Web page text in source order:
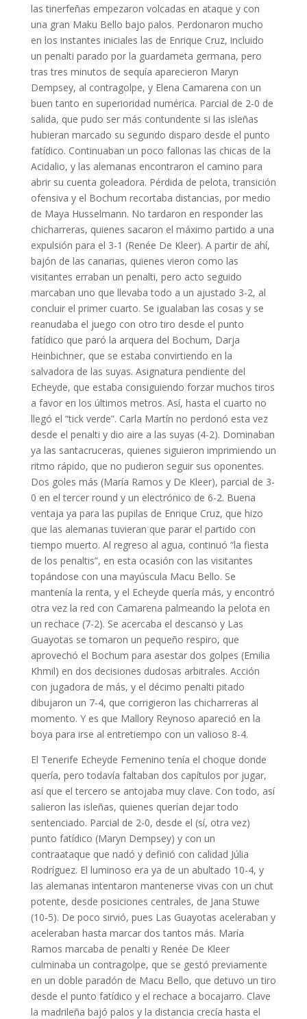
las tinerfeñas empezaron volcadas en ataque y con
una gran Maku Bello bajo palos. Perdonaron mucho
en los instantes iniciales las de Enrique Cruz, incluido
un penalti parado por la guardameta germana, pero
tras tres minutos de sequía aparecieron Maryn
Dempsey, al contragolpe, y Elena Camarena con un
buen tanto en superioridad numérica. Parcial de 2-0 de
salida, que pudo ser más contundente si las isleñas
hubieran marcado su segundo disparo desde el punto
fatídico. Continuaban un poco fallonas las chicas de la
Acidalio, y las alemanas encontraron el camino para
abrir su cuenta goleadora. Pérdida de pelota, transición
ofensiva y el Bochum recortaba distancias, por medio
de Maya Husselmann. No tardaron en responder las
chicharreras, quienes sacaron el máximo partido a una
expulsión para el 3-1 (Renée De Kleer). A partir de ahí,
bajón de las canarias, quienes vieron como las
visitantes erraban un penalti, pero acto seguido
marcaban uno que llevaba todo a un ajustado 3-2, al
concluir el primer cuarto. Se igualaban las cosas y se
reanudaba el juego con otro tiro desde el punto
fatídico que paró la arquera del Bochum, Darja
Heinbichner, que se estaba convirtiendo en la
salvadora de las suyas. Asignatura pendiente del
Echeyde, que estaba consiguiendo forzar muchos tiros
a favor en los últimos metros. Así, hasta el cuarto no
llegó el “tick verde”. Carla Martín no perdonó esta vez
desde el penalti y dio aire a las suyas (4-2). Dominaban
ya las santacruceras, quienes siguieron imprimiendo un
ritmo rápido, que no pudieron seguir sus oponentes.
Dos goles más (María Ramos y De Kleer), parcial de 3-
0 en el tercer round y un electrónico de 6-2. Buena
ventaja ya para las pupilas de Enrique Cruz, que hizo
que las alemanas tuvieran que parar el partido con
tiempo muerto. Al regreso al agua, continuó “la fiesta
de los penaltis”, en esta ocasión con las visitantes
topándose con una mayúscula Macu Bello. Se
mantenía la renta, y el Echeyde quería más, y encontró
otra vez la red con Camarena palmeando la pelota en
un rechace (7-2). Se acercaba el descanso y Las
Guayotas se tomaron un pequeño respiro, que
aprovechó el Bochum para asestar dos golpes (Emilia
Khmil) en dos decisiones dudosas arbitrales. Acción
con jugadora de más, y el décimo penalti pitado
dibujaron un 7-4, que corrigieron las chicharreras al
momento. Y es que Mallory Reynoso apareció en la
boya para irse al entretiempo con un valioso 8-4.
El Tenerife Echeyde Femenino tenía el choque donde
quería, pero todavía faltaban dos capítulos por jugar,
así que el tercero se antojaba muy clave. Con todo, así
salieron las isleñas, quienes querían dejar todo
sentenciado. Parcial de 2-0, desde el (sí, otra vez)
punto fatídico (Maryn Dempsey) y con un
contraataque que nadó y definió con calidad Júlia
Rodríguez. El luminoso era ya de un abultado 10-4, y
las alemanas intentaron mantenerse vivas con un chut
potente, desde posiciones centrales, de Jana Stuwe
(10-5). De poco sirvió, pues Las Guayotas aceleraban y
aceleraban hasta marcar dos tantos más. María
Ramos marcaba de penalti y Renée De Kleer
culminaba un contragolpe, que se gestó previamente
en un doble paradón de Macu Bello, que detuvo un tiro
desde el punto fatídico y el rechace a bocajarro. Clave
la madrileña bajó palos y la distancia crecía hasta el